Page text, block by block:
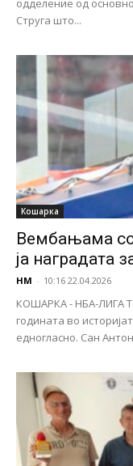
одделение од
Струга што...
Кошарка
Вембањама
ја наградата
НМ - 10:16 22.04.2026
КОШАРКА - НБА-ЛИГА
годината во
едногласно. Сан